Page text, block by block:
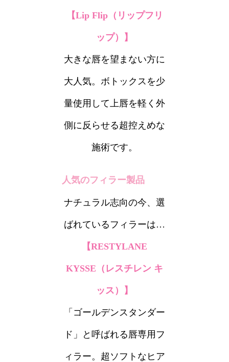
【Lip Flip（リップフリ
ップ）】
大きな唇を望まない方に
大人気。ボトックスを少
量使用して上唇を軽く外
側に反らせる超控えめな
施術です。
人気のフィラー製品
ナチュラル志向の今、選
ばれているフィラーは…
【RESTYLANE
KYSSE（レスチレン キ
ッス）】
「ゴールデンスタンダー
ド」と呼ばれる唇専用フ
ィラー。超ソフトなヒア